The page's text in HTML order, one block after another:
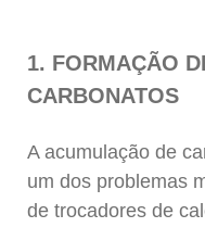
1. FORMAÇÃO
CARBONATOS
A acumulação de
um dos problemas
de trocadores de